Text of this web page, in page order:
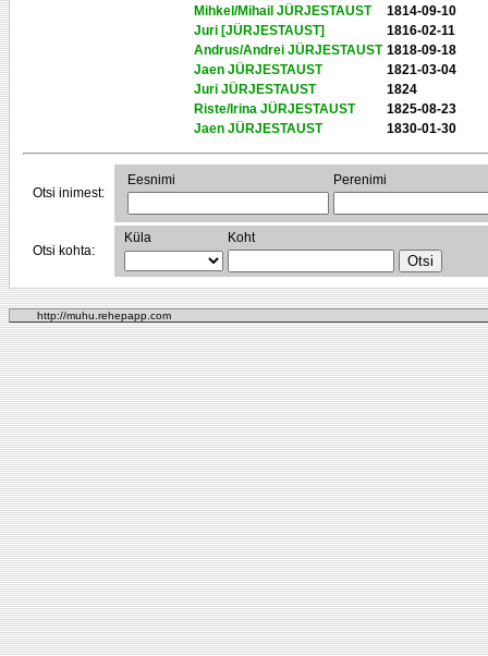
Mihkel/Mihail JÜRJESTAUST
1814-09-10
Juri [JÜRJESTAUST]
1816-02-11
Andrus/Andrei JÜRJESTAUST 1818-09-18
Jaen JÜRJESTAUST
1821-03-04
Juri JÜRJESTAUST
1824
Riste/Irina JÜRJESTAUST
1825-08-23
Jaen JÜRJESTAUST
1830-01-30
Otsi inimest:
Eesnimi Perenimi
Otsi kohta:
Küla Koht
http://muhu.rehepapp.com